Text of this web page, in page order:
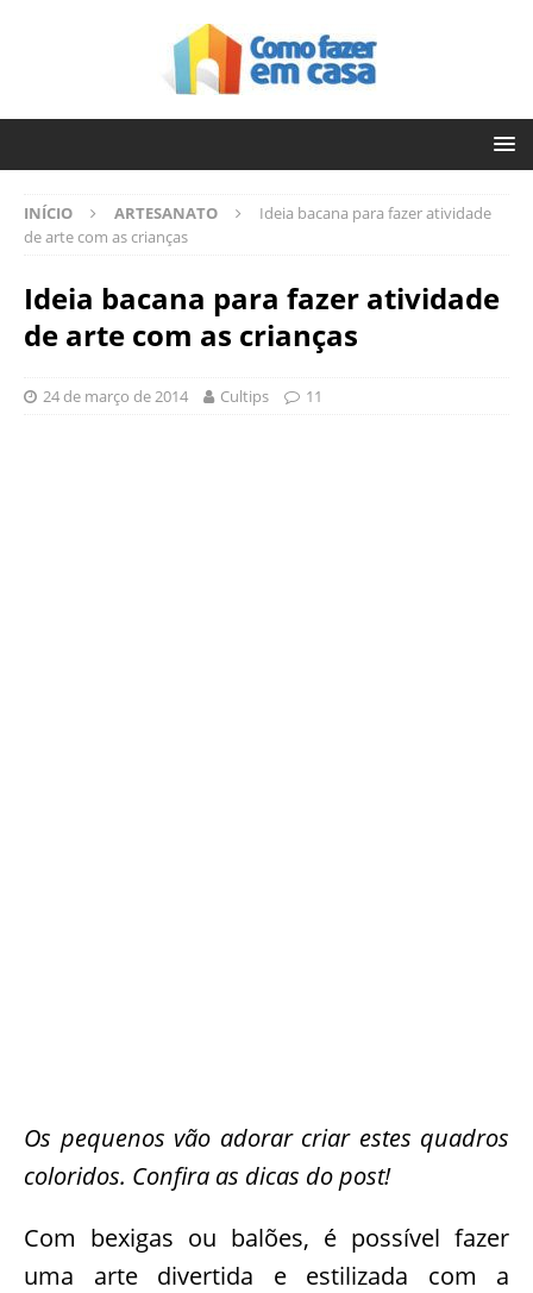
INÍCIO ARTESANATO
Ideia bacana para fazer atividade
de arte com as crianças
Ideia bacana para fazer atividade
de arte com as crianças
24 de março de 2014 Cultips 11
Os pequenos vão adorar criar estes quadros
coloridos. Confira as dicas do post!
Com bexigas ou balões, é possível fazer
uma arte divertida e estilizada com a